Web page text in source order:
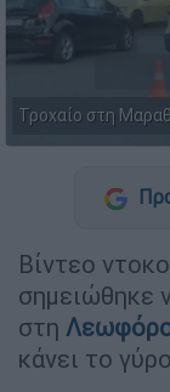
Τροχαίο στη
Βίντεο
σημειώθηκε
στη
κάνει το